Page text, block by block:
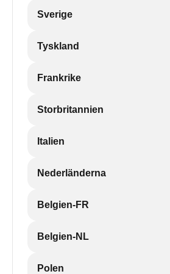
Sverige
Tyskland
Frankrike
Storbritannien
Italien
Nederländerna
Belgien-FR
Belgien-NL
Polen